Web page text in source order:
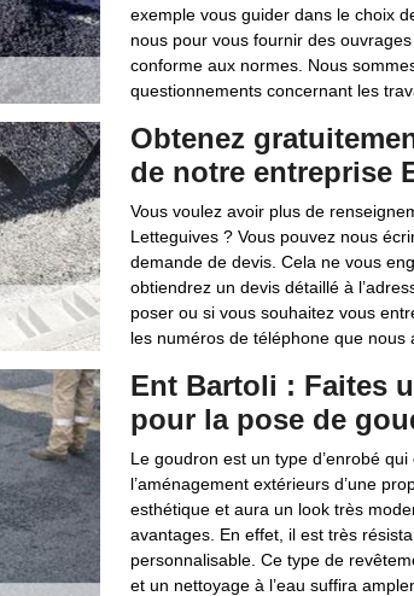
exemple vous guider dans le choix
nous pour vous fournir des
conforme aux normes. Nous
questionnements concernant les
Obtenez
de notre entreprise
Vous voulez avoir plus de
Letteguives ? Vous pouvez nous
demande de devis. Cela ne vous
obtiendrez un devis détaillé à
poser ou si vous souhaitez vous
les numéros de téléphone que nous
Ent Bartoli : Faites
pour la pose de
Le goudron est un type d’enrobé
l’aménagement extérieurs d’une
esthétique et aura un look très
avantages. En effet, il est très
personnalisable. Ce type de
et un nettoyage à l’eau suffira